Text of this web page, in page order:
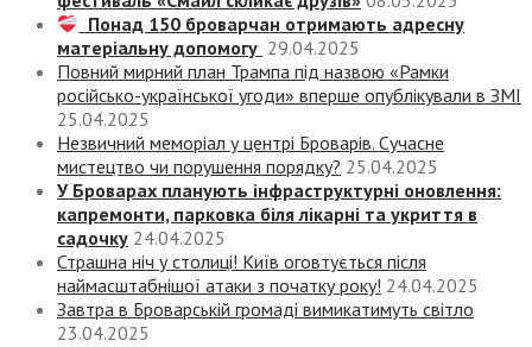
Понад 150 броварчан отримають адресну
матеріальну допомогу 29.04.2025
Повний мирний план Трампа під назвою «‎Рамки
російсько-української угоди» вперше опублікували в ЗМІ
25.04.2025
Незвичний меморіал у центрі Броварів. Сучасне
мистецтво чи порушення порядку? 25.04.2025
У Броварах планують інфраструктурні оновлення:
капремонти, парковка біля лікарні та укриття в
садочку 24.04.2025
Страшна ніч у столиці! Київ оговтується після
наймасштабнішої атаки з початку року! 24.04.2025
Завтра в Броварській громаді вимикатимуть світло
23.04.2025